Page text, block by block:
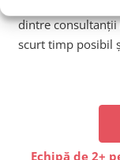
dintre consultanții
scurt timp posibil
Echipă de 2+